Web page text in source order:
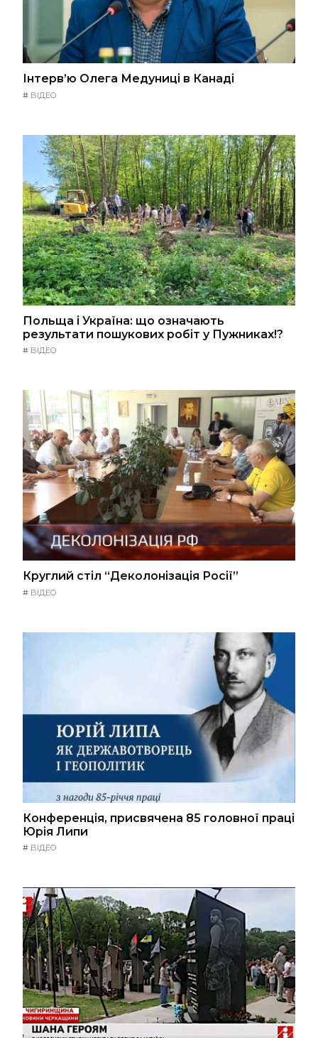
Інтерв’ю Олега Медуниці в Канаді
# ВІДЕО
Польща і Україна: що означають
результати пошукових робіт у Пужниках!?
# ВІДЕО
Круглий стіл “Деколонізація Росії”
# ВІДЕО
Конференція, присвячена 85 головної праці
Юрія Липи
# ВІДЕО